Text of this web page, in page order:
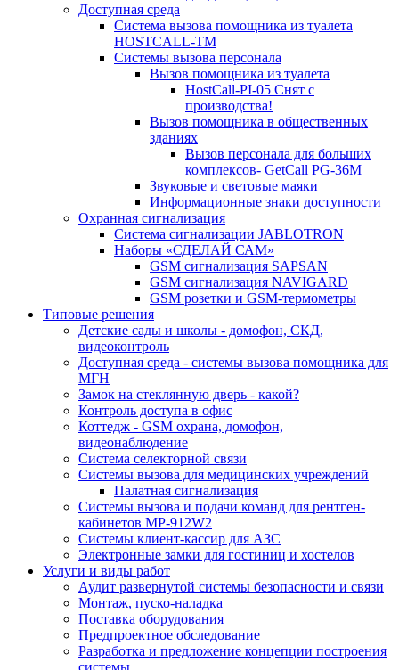
Доступная среда
Система вызова помощника из туалета
HOSTCALL-TM
Системы вызова персонала
Вызов помощника из туалета
HostCall-PI-05 Снят с
производства!
Вызов помощника в общественных
зданиях
Вызов персонала для больших
комплексов- GetCall PG-36M
Звуковые и световые маяки
Информационные знаки доступности
Охранная сигнализация
Система сигнализации JABLOTRON
Наборы «СДЕЛАЙ САМ»
GSM сигнализация SAPSAN
GSM сигнализация NAVIGARD
GSM розетки и GSM-термометры
Типовые решения
Детские сады и школы - домофон, СКД,
видеоконтроль
Доступная среда - системы вызова помощника для
МГН
Замок на стеклянную дверь - какой?
Контроль доступа в офис
Коттедж - GSM охрана, домофон,
видеонаблюдение
Система селекторной связи
Системы вызова для медицинских учреждений
Палатная сигнализация
Системы вызова и подачи команд для рентген-
кабинетов MP-912W2
Системы клиент-кассир для АЗС
Электронные замки для гостиниц и хостелов
Услуги и виды работ
Аудит развернутой системы безопасности и связи
Монтаж, пуско-наладка
Поставка оборудования
Предпроектное обследование
Разработка и предложение концепции построения
системы